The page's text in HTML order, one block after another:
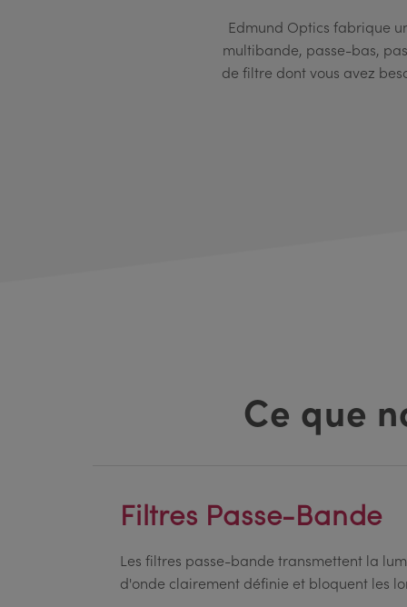
Edmund Optics fabrique
multibande, passe-bas,
de filtre dont vous avez
Ce que
Filtres Passe-Bande
Les filtres passe-bande transmettent la
d'onde clairement définie et bloquent les